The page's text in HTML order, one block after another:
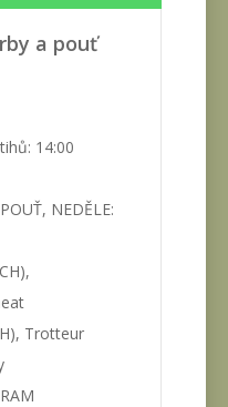
a pouť
14:00
NEDĚLE:
Trotteur